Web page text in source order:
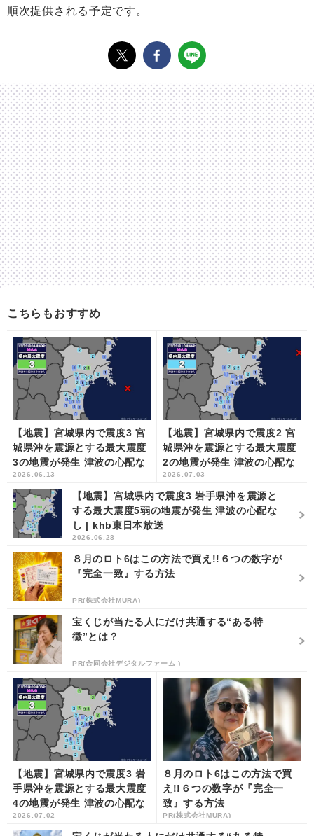
順次提供される予定です。
こちらもおすすめ
【地震】宮城県内で震度3 宮
城県沖を震源とする最大震度
3の地震が発生 津波の心配な
し | khb東日本放送
2026.06.13
【地震】宮城県内で震度2 宮
城県沖を震源とする最大震度
2の地震が発生 津波の心配な
し | khb東日本放送
2026.07.03
【地震】宮城県内で震度3 岩手県沖を震源と
する最大震度5弱の地震が発生 津波の心配な
し | khb東日本放送
2026.06.28
８月のロト6はこの方法で買え!!６つの数字が
『完全一致』する方法
PR(株式会社MURA)
宝くじが当たる人にだけ共通する“ある特
徴”とは？
PR(合同会社デジタルファーム )
【地震】宮城県内で震度3 岩
手県沖を震源とする最大震度
4の地震が発生 津波の心配な
し | khb東日本放送
2026.07.02
８月のロト6はこの方法で買
え!!６つの数字が『完全一
致』する方法
PR(株式会社MURA)